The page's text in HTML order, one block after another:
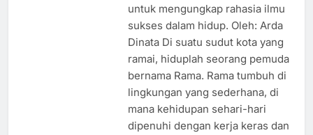
untuk mengungkap rahasia ilmu
sukses dalam hidup. Oleh: Arda
Dinata Di suatu sudut kota yang
ramai, hiduplah seorang pemuda
bernama Rama. Rama tumbuh di
lingkungan yang sederhana, di
mana kehidupan sehari-hari
dipenuhi dengan kerja keras dan